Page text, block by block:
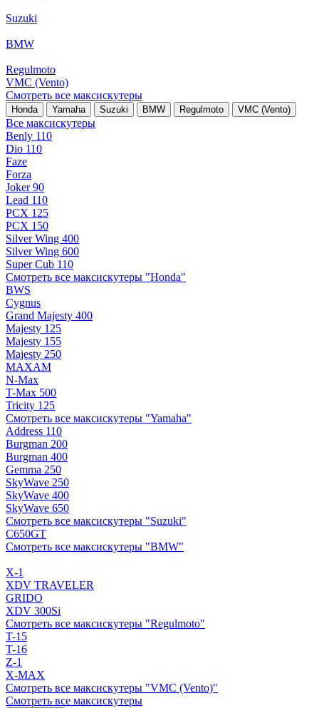
Suzuki
BMW
Regulmoto
VMC (Vento)
Смотреть все максискутеры
Honda Yamaha Suzuki BMW Regulmoto VMC (Vento)
Все максискутеры
Benly 110
Dio 110
Faze
Forza
Joker 90
Lead 110
PCX 125
PCX 150
Silver Wing 400
Silver Wing 600
Super Cub 110
Смотреть все максискутеры "Honda"
BWS
Cygnus
Grand Majesty 400
Majesty 125
Majesty 155
Majesty 250
MAXAM
N-Max
T-Max 500
Tricity 125
Смотреть все максискутеры "Yamaha"
Address 110
Burgman 200
Burgman 400
Gemma 250
SkyWave 250
SkyWave 400
SkyWave 650
Смотреть все максискутеры "Suzuki"
C650GT
Смотреть все максискутеры "BMW"
X-1
XDV TRAVELER
GRIDO
XDV 300Si
Смотреть все максискутеры "Regulmoto"
T-15
T-16
Z-1
X-MAX
Смотреть все максискутеры "VMC (Vento)"
Смотреть все максискутеры